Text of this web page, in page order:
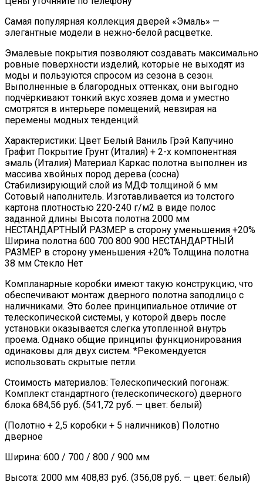
Самая популярная коллекция дверей «Эмаль» —
элегантные модели в нежно-белой расцветке.
Эмалевые покрытия позволяют создавать максимально
ровные поверхности изделий, которые не выходят из
моды и пользуются спросом из сезона в сезон.
Выполненные в благородных оттенках, они выгодно
подчёркивают тонкий вкус хозяев дома и уместно
смотрятся в интерьере помещений, невзирая на
перемены модных тенденций.
Характеристики: Цвет Белый Ваниль Грэй Капучино
Графит Покрытие Грунт (Италия) + 2-х компонентная
эмаль (Италия) Материал Каркас полотна выполнен из
массива хвойных пород дерева (сосна)
Стабилизирующий слой из МДФ толщиной 6 мм
Сотовый наполнитель. Изготавливается из толстого
картона плотностью 220-240 г/м2 в виде полос
заданной длины Высота полотна 2000 мм
НЕСТАНДАРТНЫЙ РАЗМЕР в сторону уменьшения +20%
Ширина полотна 600 700 800 900 НЕСТАНДАРТНЫЙ
РАЗМЕР в сторону уменьшения +20% Толщина полотна
38 мм Стекло Нет
Компланарные коробки имеют такую конструкцию, что
обеспечивают монтаж дверного полотна заподлицо с
наличниками. Это более принципиальное отличие от
телескопической системы, у которой дверь после
установки оказывается слегка утопленной внутрь
проема. Однако общие принципы функционирования
одинаковы для двух систем. *Рекомендуется
использовать скрытые петли.
Стоимость материалов: Телескопический погонаж:
Комплект стандартного (телескопического) дверного
блока 684,56 руб. (541,72 руб. — цвет: белый)
(Полотно + 2,5 коробки + 5 наличников) Полотно
дверное
Ширина: 600 / 700 / 800 / 900 мм
Высота: 2000 мм 408,83 руб. (356,08 руб. — цвет: белый)